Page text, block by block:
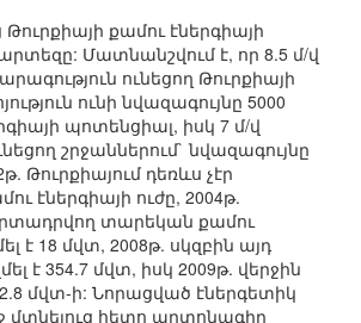
քամու էներգիայի
Մատնանշվում է, որ 8.5 մ/վ
ունեցող Թուրքիայի
ունի նվազագույնը 5000
պոտենցիալ, իսկ 7 մ/վ
շրջաններում` նվազագույնը
Թուրքիայում դեռևս չէր
էներգիայի ուժը, 2004թ.
տարեկան քամու
է 18 մվտ, 2008թ. սկզբին այդ
է 354.7 մվտ, իսկ 2009թ. վերջին
մվտ-ի: Նորացված էներգետիկ
մտնելուց հետո արտոնագիր